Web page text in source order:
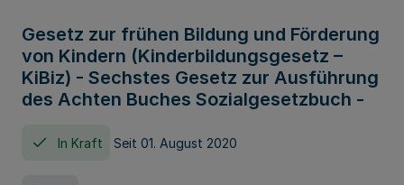
Gesetz zur frühen Bildung und Förderung
von Kindern (Kinderbildungsgesetz –
KiBiz) - Sechstes Gesetz zur Ausführung
des Achten Buches Sozialgesetzbuch -
In Kraft Seit 01. August 2020